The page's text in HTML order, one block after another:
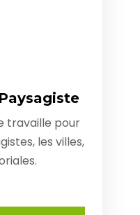
travaille pour
les villes,